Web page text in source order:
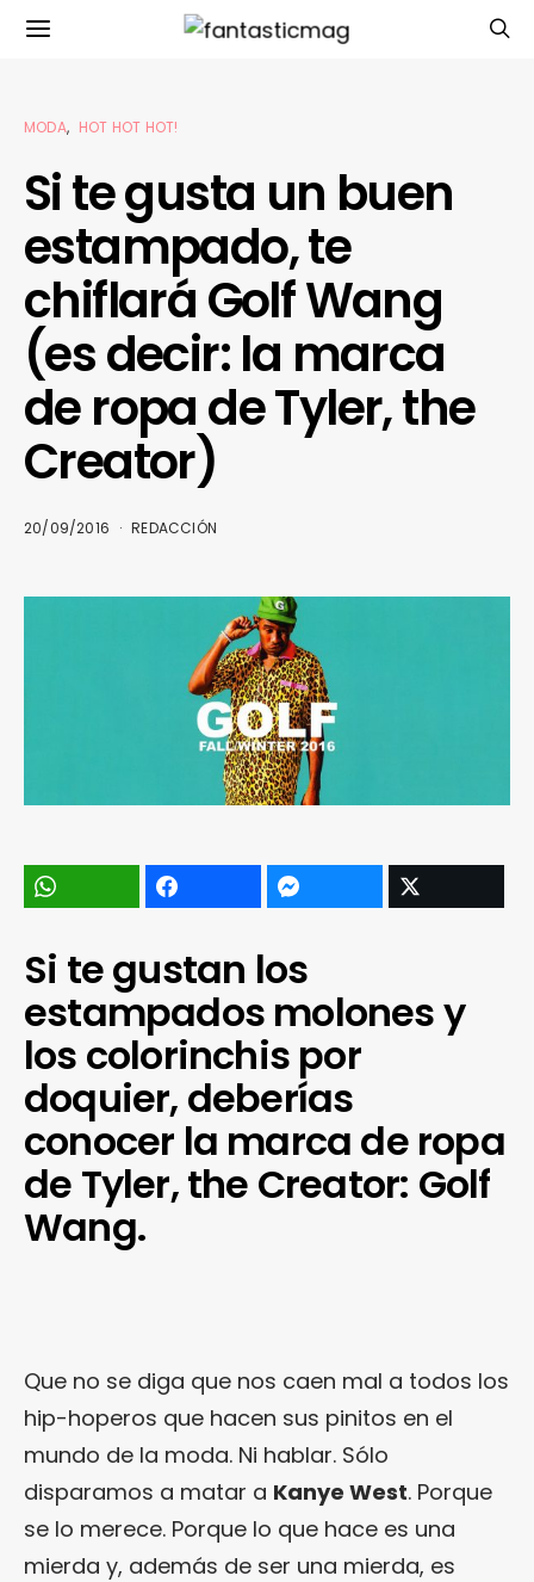
MODA HOT HOT HOT!
Si te gusta un buen
estampado, te
chiflará Golf Wang
(es decir: la marca
de ropa de Tyler, the
Creator)
20/09/2016 REDACCIÓN
Si te gustan los
estampados molones y
los colorinchis por
doquier, deberías
conocer la marca de ropa
de Tyler, the Creator: Golf
Wang.
Que no se diga que nos caen mal a todos los
hip-hoperos que hacen sus pinitos en el
mundo de la moda. Ni hablar. Sólo
disparamos a matar a Kanye West. Porque
se lo merece. Porque lo que hace es una
mierda y, además de ser una mierda, es